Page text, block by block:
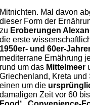
Mitnichten. Mal davon
dieser Form der
zu Eroberungen
die erste
1950er- und 60er-
mediterrane Ernährung
rund um das Mittelmeer
Griechenland, Kreta
einen um die
damaligen Zeit vor 60